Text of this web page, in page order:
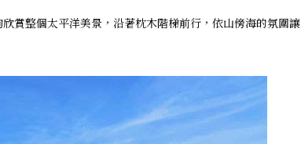
賞整個太平洋美景，沿著枕木階梯前行，依山傍海的氛圍讓